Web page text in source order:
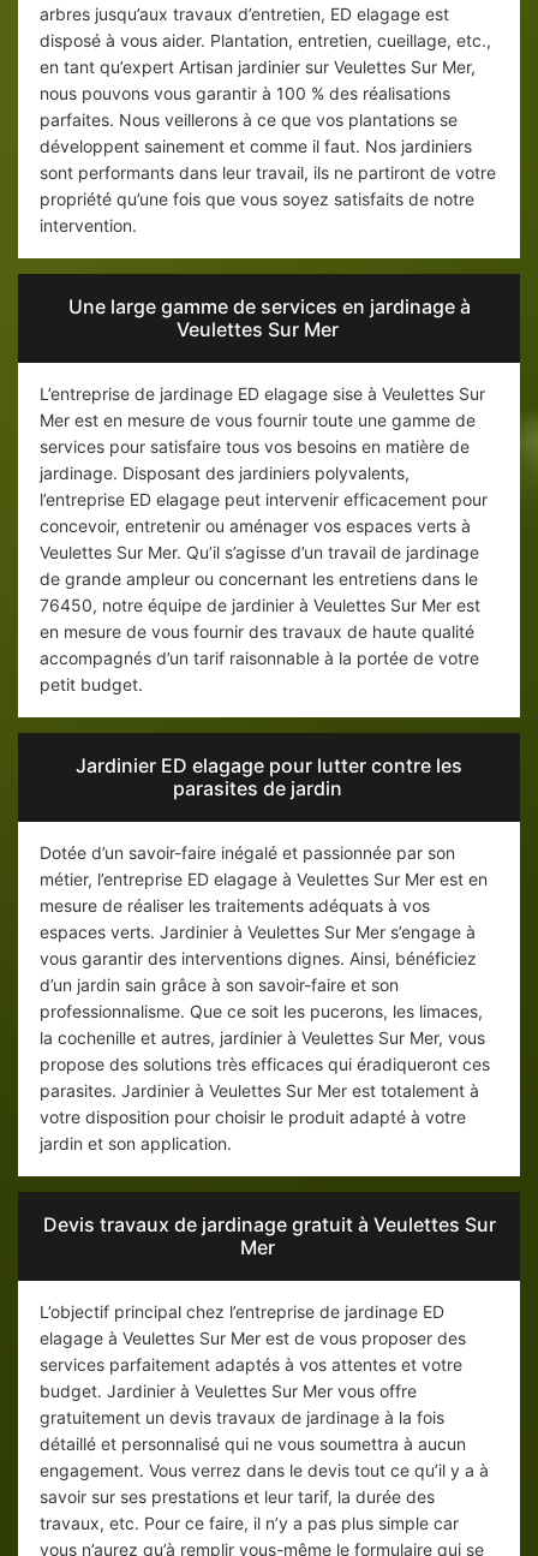
arbres jusqu’aux travaux d’entretien, ED elagage est
disposé à vous aider. Plantation, entretien, cueillage, etc.,
en tant qu’expert Artisan jardinier sur Veulettes Sur Mer,
nous pouvons vous garantir à 100 % des réalisations
parfaites. Nous veillerons à ce que vos plantations se
développent sainement et comme il faut. Nos jardiniers
sont performants dans leur travail, ils ne partiront de votre
propriété qu’une fois que vous soyez satisfaits de notre
intervention.
Une large gamme de services en jardinage à
Veulettes Sur Mer
L’entreprise de jardinage ED elagage sise à Veulettes Sur
Mer est en mesure de vous fournir toute une gamme de
services pour satisfaire tous vos besoins en matière de
jardinage. Disposant des jardiniers polyvalents,
l’entreprise ED elagage peut intervenir efficacement pour
concevoir, entretenir ou aménager vos espaces verts à
Veulettes Sur Mer. Qu’il s’agisse d’un travail de jardinage
de grande ampleur ou concernant les entretiens dans le
76450, notre équipe de jardinier à Veulettes Sur Mer est
en mesure de vous fournir des travaux de haute qualité
accompagnés d’un tarif raisonnable à la portée de votre
petit budget.
Jardinier ED elagage pour lutter contre les
parasites de jardin
Dotée d’un savoir-faire inégalé et passionnée par son
métier, l’entreprise ED elagage à Veulettes Sur Mer est en
mesure de réaliser les traitements adéquats à vos
espaces verts. Jardinier à Veulettes Sur Mer s’engage à
vous garantir des interventions dignes. Ainsi, bénéficiez
d’un jardin sain grâce à son savoir-faire et son
professionnalisme. Que ce soit les pucerons, les limaces,
la cochenille et autres, jardinier à Veulettes Sur Mer, vous
propose des solutions très efficaces qui éradiqueront ces
parasites. Jardinier à Veulettes Sur Mer est totalement à
votre disposition pour choisir le produit adapté à votre
jardin et son application.
Devis travaux de jardinage gratuit à Veulettes Sur
Mer
L’objectif principal chez l’entreprise de jardinage ED
elagage à Veulettes Sur Mer est de vous proposer des
services parfaitement adaptés à vos attentes et votre
budget. Jardinier à Veulettes Sur Mer vous offre
gratuitement un devis travaux de jardinage à la fois
détaillé et personnalisé qui ne vous soumettra à aucun
engagement. Vous verrez dans le devis tout ce qu’il y a à
savoir sur ses prestations et leur tarif, la durée des
travaux, etc. Pour ce faire, il n’y a pas plus simple car
vous n’aurez qu’à remplir vous-même le formulaire qui se